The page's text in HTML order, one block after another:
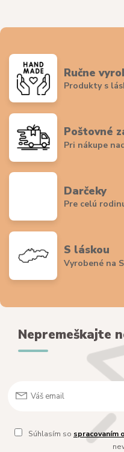
Ručne
Produkty s
Poštovné
Pri nákupe
Darčeky
Pre celú
S láskou
Vyrobené na
Nepremeškajte
Súhlasím so spracovaním